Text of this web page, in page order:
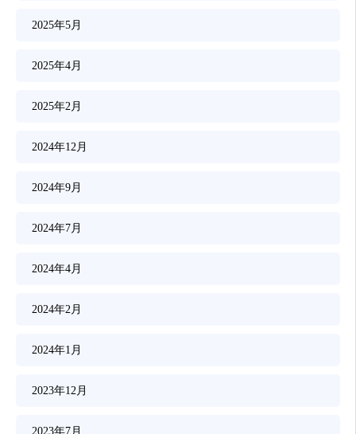
2025年5月
2025年4月
2025年2月
2024年12月
2024年9月
2024年7月
2024年4月
2024年2月
2024年1月
2023年12月
2023年7月